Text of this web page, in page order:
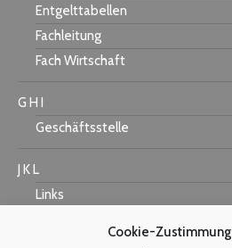
Cookie-Zustimmung
Entgelttabellen
Fachleitung
Fach Wirtschaft
G H I
Geschäftsstelle
J K L
Links